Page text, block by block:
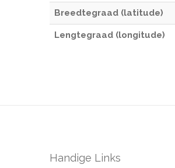
Breedtegraad (latitude)
Lengtegraad (longitude)
Handige Links